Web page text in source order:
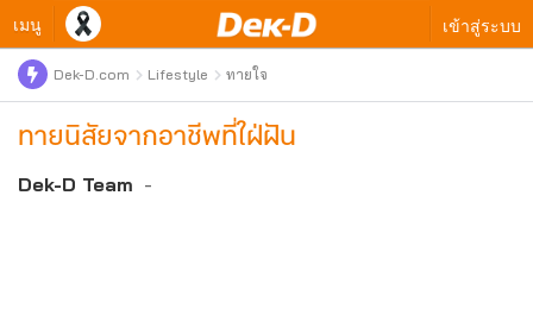
เมนู เข้าสู่ระบบ
Dek-D.com Lifestyle ทายใจ
ทายนิสัยจากอาชีพที่ใฝ่ฝัน
Dek-D Team -